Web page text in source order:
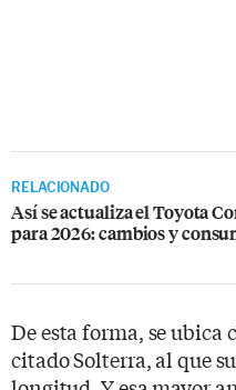
RELACIONADO
Así se actualiza el Toyota
para 2026: cambios y
De esta forma, se ubica
citado Solterra, al que